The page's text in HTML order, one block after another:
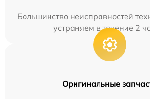
Большинство неисправностей
устраняем в течение 2
Оригинальные